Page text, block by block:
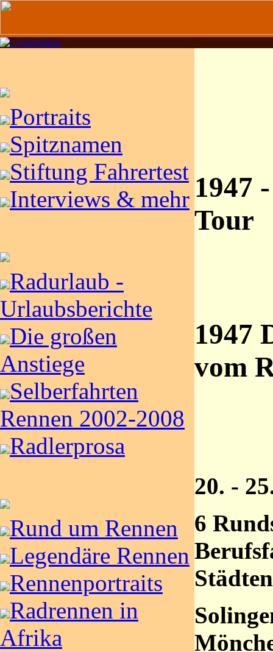
Portraits
Spitznamen
Stiftung Fahrertest
Interviews & mehr
Radurlaub -
Urlaubsberichte
Die großen
Anstiege
Selberfahrten
Rennen 2002-2008
Radlerprosa
Rund um Rennen
Legendäre Rennen
Rennenportraits
Radrennen in
Afrika
1947
Tour
1947
vom
20. -
6